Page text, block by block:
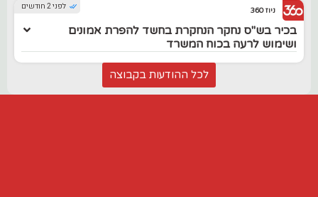
לפני 2 חודשים ניוז 360
בכיר בש"ס נחקר הנחקרת בחשד להפרת אמונים
ושימוש לרעה בכוח המשרד
לכל ההודעות בקבוצה